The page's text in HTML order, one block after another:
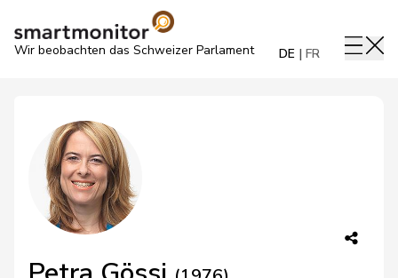
Wir beobachten das Schweizer Parlament DE FR